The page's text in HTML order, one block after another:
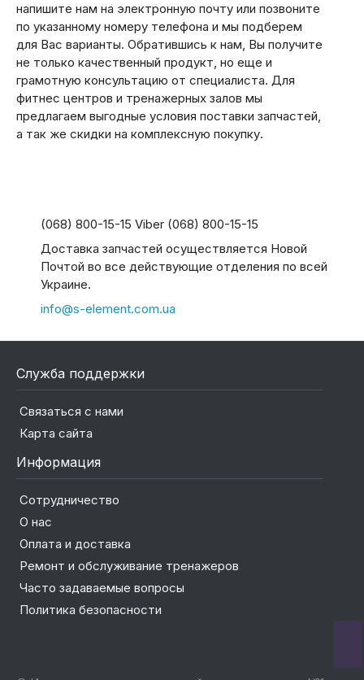
напишите нам на электронную почту или позвоните
по указанному номеру телефона и мы подберем
для Вас варианты. Обратившись к нам, Вы получите
не только качественный продукт, но еще и
грамотную консультацию от специалиста. Для
фитнес центров и тренажерных залов мы
предлагаем выгодные условия поставки запчастей,
а так же скидки на комплексную покупку.
(068) 800-15-15 Viber (068) 800-15-15
Доставка запчастей осуществляется Новой
Почтой во все действующие отделения по всей
Украине.
info@s-element.com.ua
Служба поддержки
Связаться с нами
Карта сайта
Информация
Сотрудничество
О нас
Оплата и доставка
Ремонт и обслуживание тренажеров
Часто задаваемые вопросы
Политика безопасности